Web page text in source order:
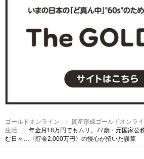
ゴールドオンライン 資産形成ゴールドオンラ
生活
年金月18万円でもムリ。77歳・元国家公
む日々…〈貯金2,000万円〉の慢心が招いた誤算